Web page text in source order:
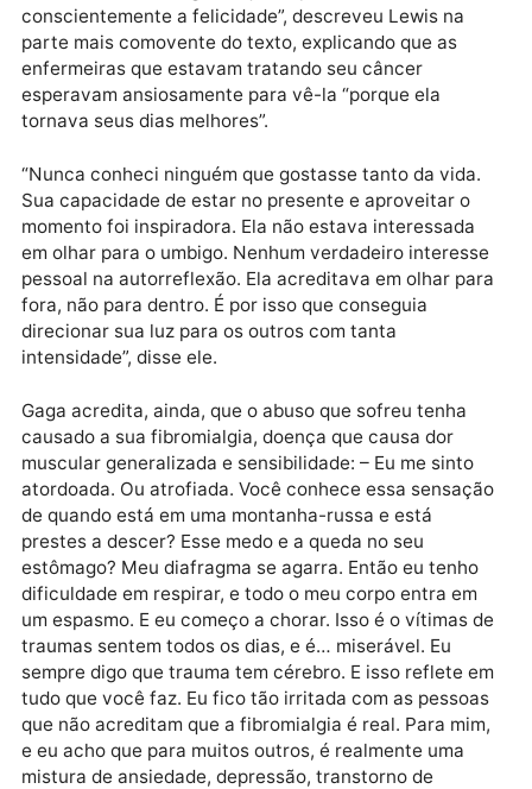
vida de sua “Dama Helen”, definindo-a como “uma
pessoa ainda mais brilhante do que ela foi como
e dizendo que não sentia “nenhum medo, nenhuma
amargura, nenhuma autopiedade” sobre sua morte
prematura.
“Nunca conheci ninguém que espalhasse tão
conscientemente a felicidade”, descreveu Lewis na
parte mais comovente do texto, explicando que as
enfermeiras que estavam tratando seu câncer
esperavam ansiosamente para vê-la “porque ela
tornava seus dias melhores”.
Sua capacidade de estar no presente e aproveitar o
momento foi inspiradora. Ela não estava interessada
em olhar para o umbigo. Nenhum verdadeiro
pessoal na autorreflexão. Ela acreditava em olhar
fora, não para dentro. É por isso que conseguia
direcionar sua luz para os outros com tanta
intensidade”, disse ele.
Gaga acredita, ainda, que o abuso que sofreu tenha
causado a sua fibromialgia, doença que causa dor
muscular generalizada e sensibilidade: – Eu me sinto
atordoada. Ou atrofiada. Você conhece essa
de quando está em uma montanha-russa e está